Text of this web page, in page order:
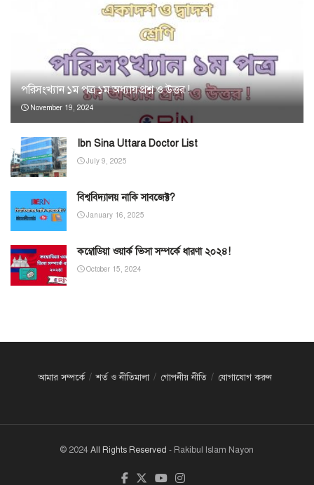
পরিসংখ্যান ১ম পত্র ১ম অধ্যায় প্রশ্ন ও উত্তর !
November 19, 2024
Ibn Sina Uttara Doctor List
July 9, 2025
বিশ্ববিদ্যালয় নাকি সাবজেক্ট?
January 16, 2025
কম্বোডিয়া ওয়ার্ক ভিসা সম্পর্কে ধারণা ২০২৪!
October 15, 2024
আমার সম্পর্কে শর্ত ও নীতিমালা গোপনীয় নীতি যোগাযোগ করুন
© 2024 All Rights Reserved - Rakibul Islam Nayon